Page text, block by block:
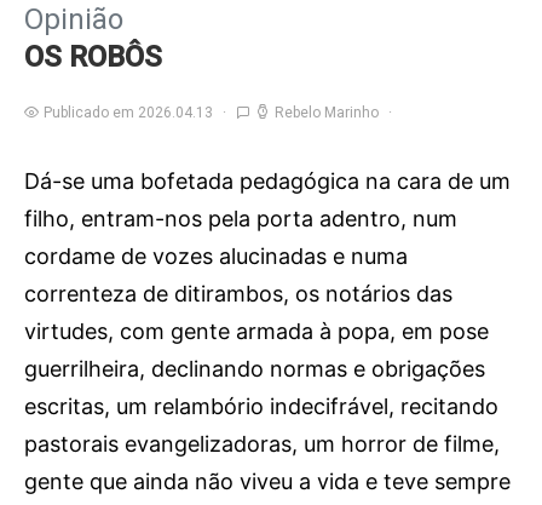
Opinião
OS ROBÔS
Publicado em 2026.04.13 Rebelo Marinho
Dá-se uma bofetada pedagógica na cara de um
filho, entram-nos pela porta adentro, num
cordame de vozes alucinadas e numa
correnteza de ditirambos, os notários das
virtudes, com gente armada à popa, em pose
guerrilheira, declinando normas e obrigações
escritas, um relambório indecifrável, recitando
pastorais evangelizadoras, um horror de filme,
gente que ainda não viveu a vida e teve sempre